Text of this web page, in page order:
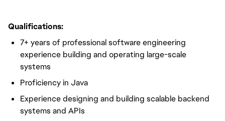
Qualifications:
7+ years of professional software engineering
experience building and operating large-scale
systems
Proficiency in Java
Experience designing and building scalable backend
systems and APIs